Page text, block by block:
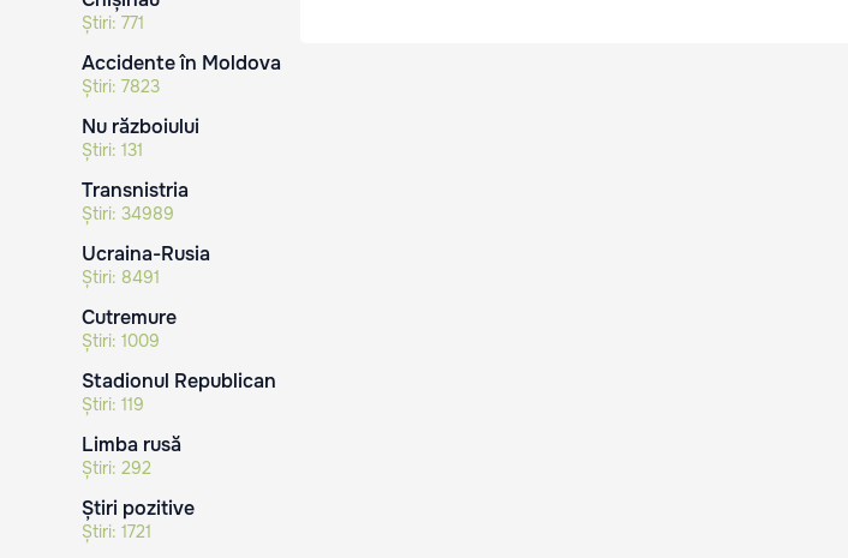
Știri: 771
Accidente în Moldova
Știri: 7823
Nu războiului
Știri: 131
Transnistria
Știri: 34989
Ucraina-Rusia
Știri: 8491
Cutremure
Știri: 1009
Stadionul Republican
Știri: 119
Limba rusă
Știri: 292
Știri pozitive
Știri: 1721